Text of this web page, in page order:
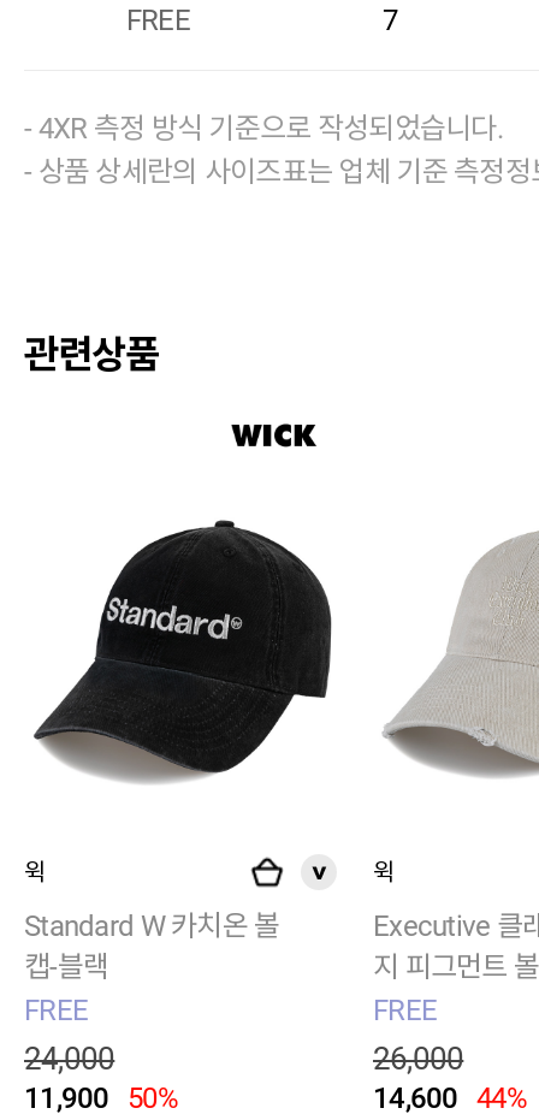
FREE 7
- 4XR 측정 방식 기준으로 작성되었습니다.
- 상품 상세란의 사이즈표는 업체 기준 측정정
관련상품
윅
Standard W 카치온 볼
캡-블랙
FREE
24,000
11,900 50%
윅
Executive 클
지 피그먼트
트베이지
FREE
26,000
14,600 44%